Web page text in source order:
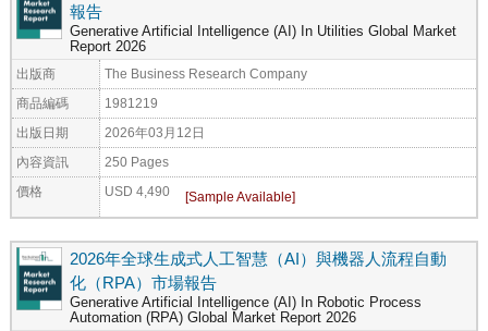
報告
Generative Artificial Intelligence (AI) In Utilities Global Market
Report 2026
出版商 The Business Research Company
商品編碼 1981219
出版日期 2026年03月12日
內容資訊 250 Pages
價格 USD 4,490
2026年全球生成式人工智慧（AI）與機器人流程自動
化（RPA）市場報告
Generative Artificial Intelligence (AI) In Robotic Process
Automation (RPA) Global Market Report 2026